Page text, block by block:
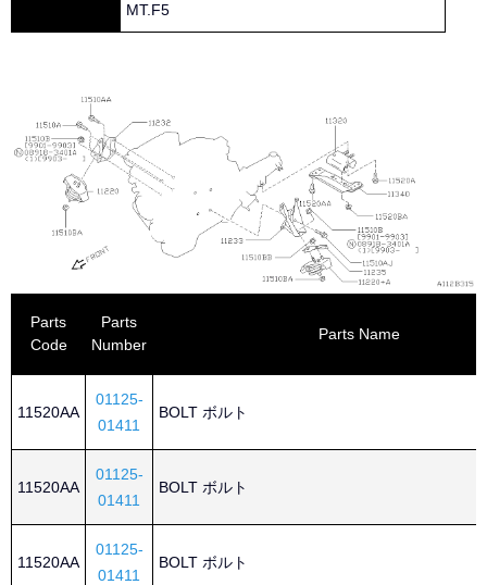
MT.F5
Parts
Code
Parts
Number
Parts Name
11520AA
01125-
01411
BOLT ボルト
11520AA
01125-
01411
BOLT ボルト
11520AA
01125-
01411
BOLT ボルト